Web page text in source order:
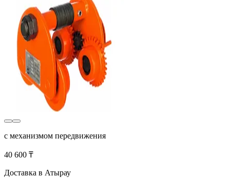
с механизмом передвижения
40 600 ₸
Доставка в Атырау